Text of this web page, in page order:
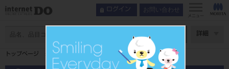
ログイン お問い合わせ
メニュー
詳細
トップページ NC ベラシア アンテリア 下顎 M 壮年型